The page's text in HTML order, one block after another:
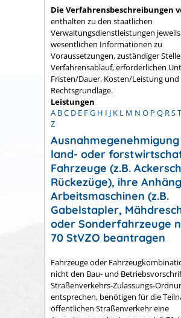
Die Verfahrensbeschreibungen
enthalten zu den staatlichen
Verwaltungsdienstleistungen
wesentlichen Informationen zu
Voraussetzungen, zuständiger
Verfahrensablauf, erforderlichen
Fristen/Dauer, Kosten/Leistung und
Rechtsgrundlage.
Leistungen
A BC D E FG H I J K L M N O P Q RST
Z
land- oder
Fahrzeuge (z.B.
Rückezüge), ihre
Arbeitsmaschinen (z.B.
Gabelstapler,
oder Sonderfahrzeuge
70 StVZO beantragen
Fahrzeuge oder
nicht den Bau- und
Straßenverkehrs-Zulassungs-
entsprechen, benötigen für die
öffentlichen Straßenverkehr eine